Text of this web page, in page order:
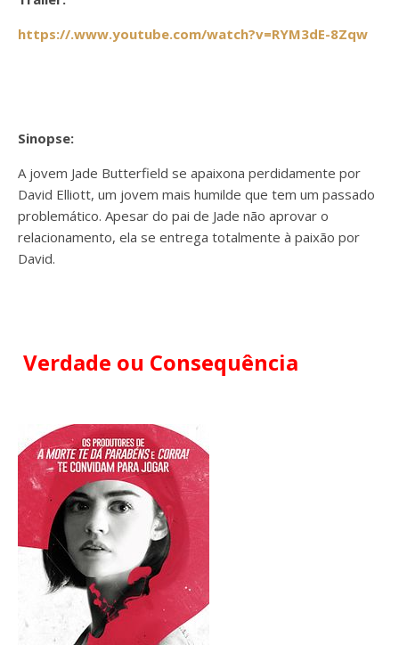
https://.www.youtube.com/watch?v=RYM3dE-8Zqw
Sinopse:
A jovem Jade Butterfield se apaixona perdidamente por
David Elliott, um jovem mais humilde que tem um passado
problemático. Apesar do pai de Jade não aprovar o
relacionamento, ela se entrega totalmente à paixão por
David.
Verdade ou Consequência